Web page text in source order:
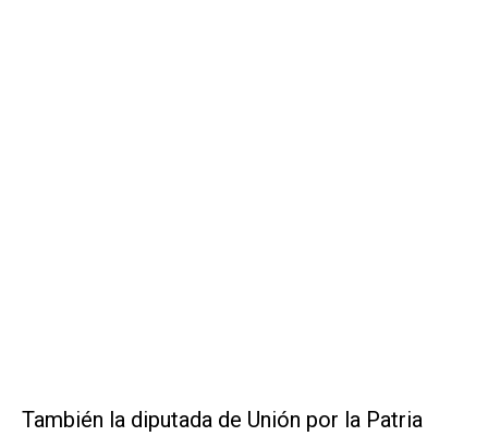
También la diputada de Unión por la Patria